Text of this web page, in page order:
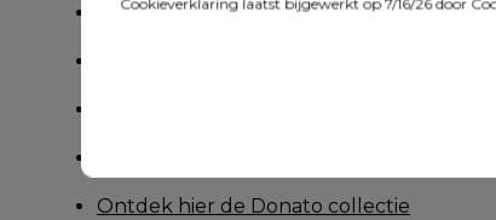
Cookieverklaring laatst bijgewerkt op 7/16/26 door
Roestvrij frame
Ontdek hier de Donato collectie